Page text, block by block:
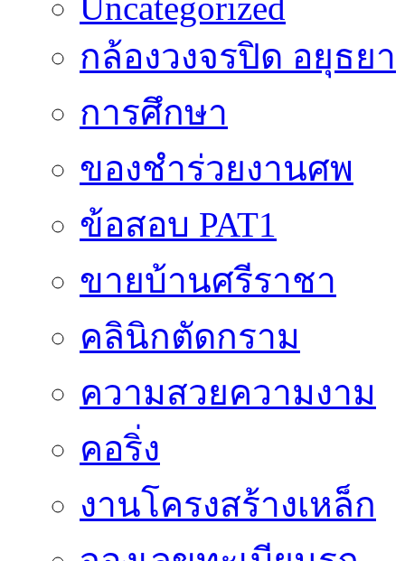
กล้องวงจรปิด อยุธยา
การศึกษา
ของชำร่วยงานศพ
ข้อสอบ PAT1
ขายบ้านศรีราชา
คลินิกตัดกราม
ความสวยความงาม
คอริ่ง
งานโครงสร้างเหล็ก